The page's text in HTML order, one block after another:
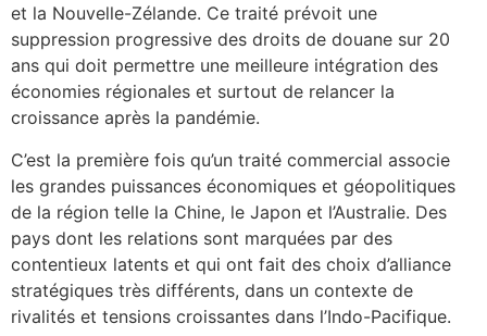
et la Nouvelle-Zélande. Ce traité prévoit une
suppression progressive des droits de douane sur 20
ans qui doit permettre une meilleure intégration des
économies régionales et surtout de relancer la
croissance après la pandémie.
C’est la première fois qu’un traité commercial associe
les grandes puissances économiques et géopolitiques
de la région telle la Chine, le Japon et l’Australie. Des
pays dont les relations sont marquées par des
contentieux latents et qui ont fait des choix d’alliance
stratégiques très différents, dans un contexte de
rivalités et tensions croissantes dans l’Indo-Pacifique.